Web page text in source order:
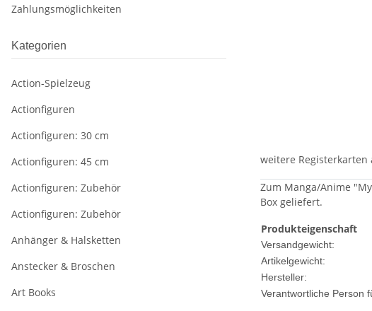
weitere Registerkarten
Zum Manga/Anime
Box geliefert.
Produkteigenschaft
Versandgewicht:
Artikelgewicht:
Hersteller:
Verantwortliche Person
Zahlungsmöglichkeiten
Kategorien
Action-Spielzeug
Actionfiguren
Actionfiguren: 30 cm
Actionfiguren: 45 cm
Actionfiguren: Zubehör
Actionfiguren: Zubehör
Anhänger & Halsketten
Anstecker & Broschen
Art Books